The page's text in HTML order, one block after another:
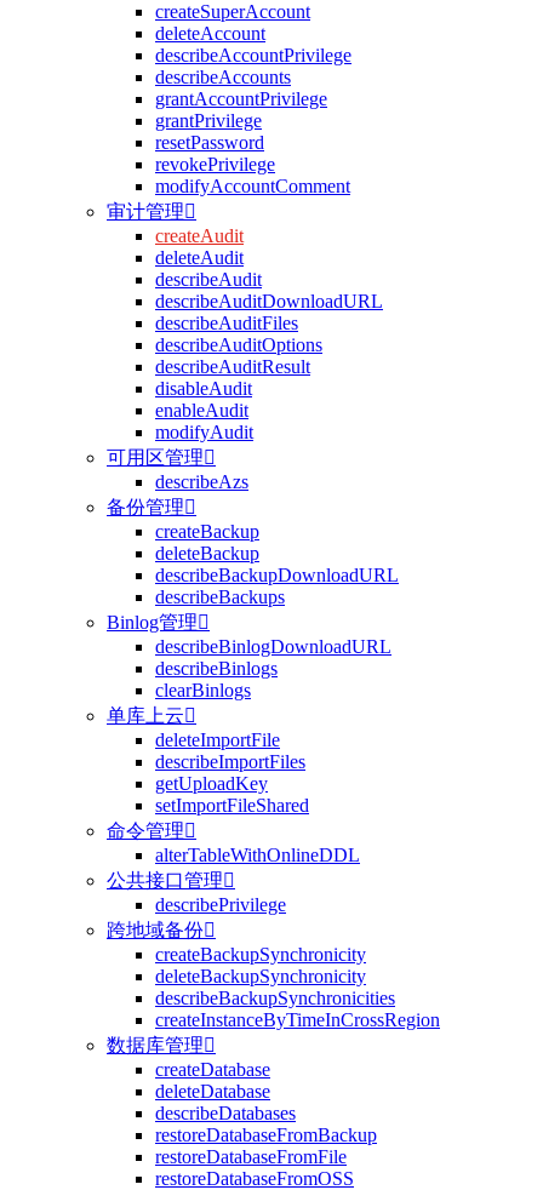
createSuperAccount
deleteAccount
describeAccountPrivilege
describeAccounts
grantAccountPrivilege
grantPrivilege
resetPassword
revokePrivilege
modifyAccountComment
审计管理
createAudit
deleteAudit
describeAudit
describeAuditDownloadURL
describeAuditFiles
describeAuditOptions
describeAuditResult
disableAudit
enableAudit
modifyAudit
可用区管理
describeAzs
备份管理
createBackup
deleteBackup
describeBackupDownloadURL
describeBackups
Binlog管理
describeBinlogDownloadURL
describeBinlogs
clearBinlogs
单库上云
deleteImportFile
describeImportFiles
getUploadKey
setImportFileShared
命令管理
alterTableWithOnlineDDL
公共接口管理
describePrivilege
跨地域备份
createBackupSynchronicity
deleteBackupSynchronicity
describeBackupSynchronicities
createInstanceByTimeInCrossRegion
数据库管理
createDatabase
deleteDatabase
describeDatabases
restoreDatabaseFromBackup
restoreDatabaseFromFile
restoreDatabaseFromOSS